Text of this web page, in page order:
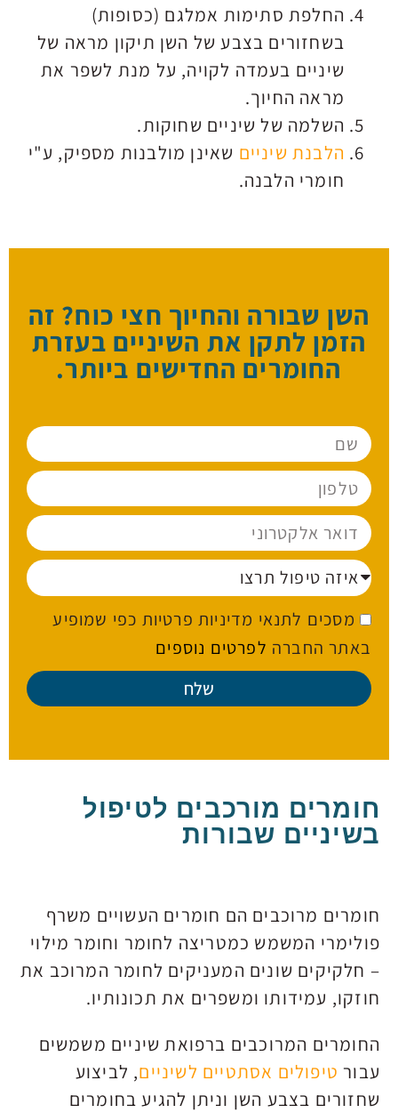
החלפת סתימות אמלגם (כסופות)
בשחזורים בצבע של השן תיקון מראה של
שיניים בעמדה לקויה, על מנת לשפר את
מראה החיוך.
השלמה של שיניים שחוקות.
הלבנת שיניים שאינן מולבנות מספיק, ע"י
חומרי הלבנה.
השן שבורה והחיוך חצי כוח? זה
הזמן לתקן את השיניים בעזרת
החומרים החדישים ביותר.
מסכים לתנאי מדיניות פרטיות כפי שמופיע
באתר החברה לפרטים נוספים
שלח
חומרים מורכבים לטיפול
בשיניים שבורות
חומרים מרוכבים הם חומרים העשויים משרף
פולימרי המשמש כמטריצה לחומר וחומר מילוי
– חלקיקים שונים המעניקים לחומר המרוכב את
חוזקו, עמידותו ומשפרים את תכונותיו.
החומרים המרוכבים ברפואת שיניים משמשים
עבור טיפולים אסתטיים לשיניים, לביצוע
שחזורים בצבע השן וניתן להגיע בחומרים